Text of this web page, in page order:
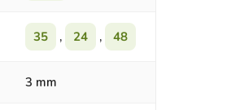
35 , 24 , 48
3 mm